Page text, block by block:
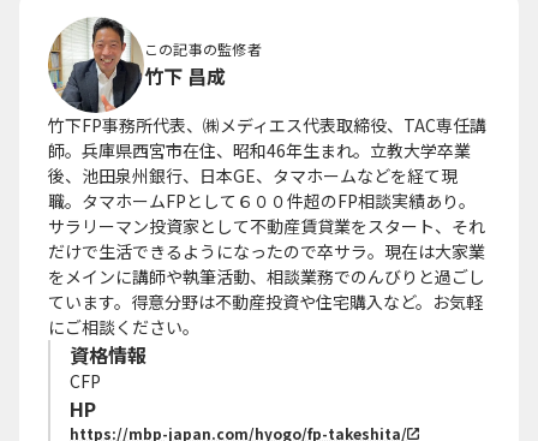
この記事の監修者
竹下 昌成
竹下FP事務所代表、㈱メディエス代表取締役、TAC専任講
師。兵庫県西宮市在住、昭和46年生まれ。立教大学卒業
後、池田泉州銀行、日本GE、タマホームなどを経て現
職。タマホームFPとして６００件超のFP相談実績あり。
サラリーマン投資家として不動産賃貸業をスタート、それ
だけで生活できるようになったので卒サラ。現在は大家業
をメインに講師や執筆活動、相談業務でのんびりと過ごし
ています。得意分野は不動産投資や住宅購入など。お気軽
にご相談ください。
資格情報
CFP
HP
https://mbp-japan.com/hyogo/fp-takeshita/